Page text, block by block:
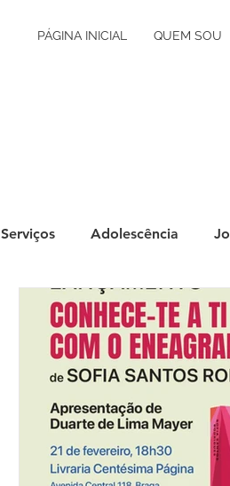
PÁGINA INICIAL QUEM SOU
Serviços Adolescência
Grávidez e Primeira Infância
Autoconhecimento
Gestão de Carreira